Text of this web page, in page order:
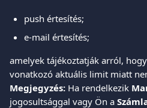
push értesítés;
e-mail értesítés;
amelyek tájékoztatják arról,
vonatkozó aktuális limit miatt
Megjegyzés: Ha rendelkezik
jogosultsággal vagy Ön a